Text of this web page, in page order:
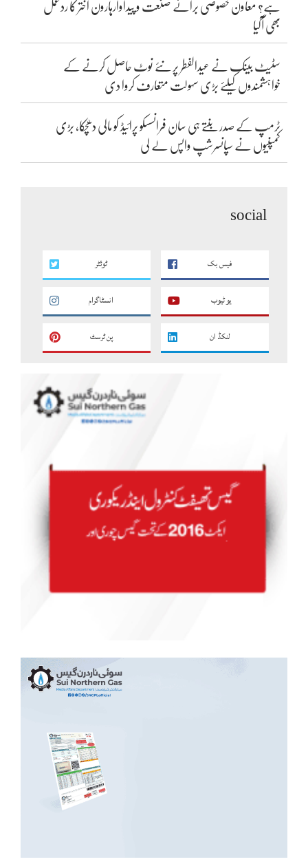
ہے؟ معاون خصوصی برائے صنعت و پیداوارہارون اختر کا ردعمل
بھی آگیا
سٹیٹ بینک نے عیدالفطر پر نئے نوٹ حاصل کرنے کے
خواہشمندوں کیلئے بڑی سہولت متعارف کروا دی
ٹرمپ کے صدر بنتے ہی سان فرانسسکو پرائیڈ کو مالی دھچکا، بڑی
کمپنیوں نے سپانسرشپ واپس لے لی
social
فیس بک ٹوئٹر
یو ٹیوب انسٹاگرام
لنکڈ ان پن ٹرسٹ